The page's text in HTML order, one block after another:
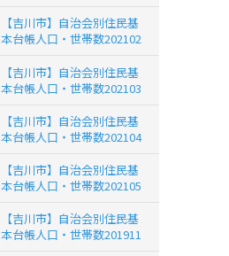
【吉川市】自治会別住民基
本台帳人口・世帯数202102
【吉川市】自治会別住民基
本台帳人口・世帯数202103
【吉川市】自治会別住民基
本台帳人口・世帯数202104
【吉川市】自治会別住民基
本台帳人口・世帯数202105
【吉川市】自治会別住民基
本台帳人口・世帯数201911